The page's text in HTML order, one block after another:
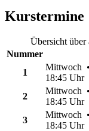
Kurstermine
Übersicht
Nummer
1
Mittwoch
18:45 Uhr
2
Mittwoch
18:45 Uhr
3
Mittwoch
18:45 Uhr